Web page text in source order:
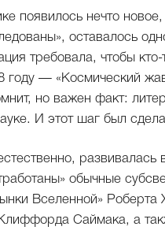
появилось нечто
оставалось
требовала, чтобы
году — «Космический
но важен факт:
И этот шаг был
обычные
Вселенной»
Саймака, а